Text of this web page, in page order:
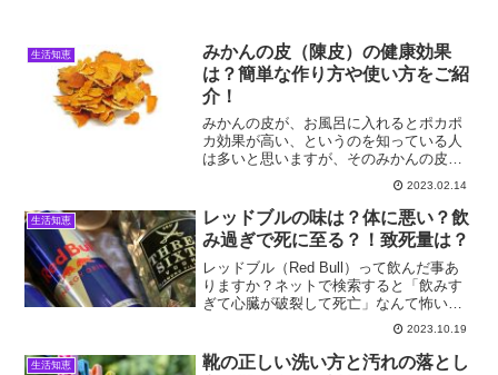
生活知恵
みかんの皮（陳皮）の健康効果
は？簡単な作り方や使い方をご紹
介！
みかんの皮が、お風呂に入れるとポカポ
カ効果が高い、というのを知っている人
は多いと思いますが、そのみかんの皮
と、漢方薬の有名な原料の一つである
「陳皮」が一致していない人もいらっし
ゃるのではないでしょうか。漢方薬で使
われるだけあり、みかんの皮に...
2023.02.14
生活知恵
レッドブルの味は？体に悪い？飲
み過ぎで死に至る？！致死量は？
レッドブル（‎Red Bull）って飲んだ事あ
りますか？ネットで検索すると「飲みす
ぎて心臓が破裂して死亡」なんて怖い記
事が出てきてびっくりしますが、真偽は
どうなんでしょうか。気になったいろい
ろを調べてみたので、よろしければお付
2023.10.19
生活知恵
靴の正しい洗い方と汚れの落とし